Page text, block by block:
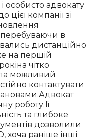
особисто адвокату
цієї компанії зі
в
дистанційно
на першій
чітко
можливий
контактувати
роботу.Її
та глибоке
дозволили
раніше інші